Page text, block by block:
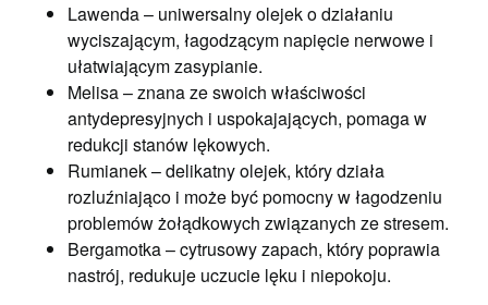
Lawenda – uniwersalny olejek o działaniu
wyciszającym, łagodzącym napięcie nerwowe i
ułatwiającym zasypianie.
Melisa – znana ze swoich właściwości
antydepresyjnych i uspokajających, pomaga w
redukcji stanów lękowych.
Rumianek – delikatny olejek, który działa
rozluźniająco i może być pomocny w łagodzeniu
problemów żołądkowych związanych ze stresem.
Bergamotka – cytrusowy zapach, który poprawia
nastrój, redukuje uczucie lęku i niepokoju.